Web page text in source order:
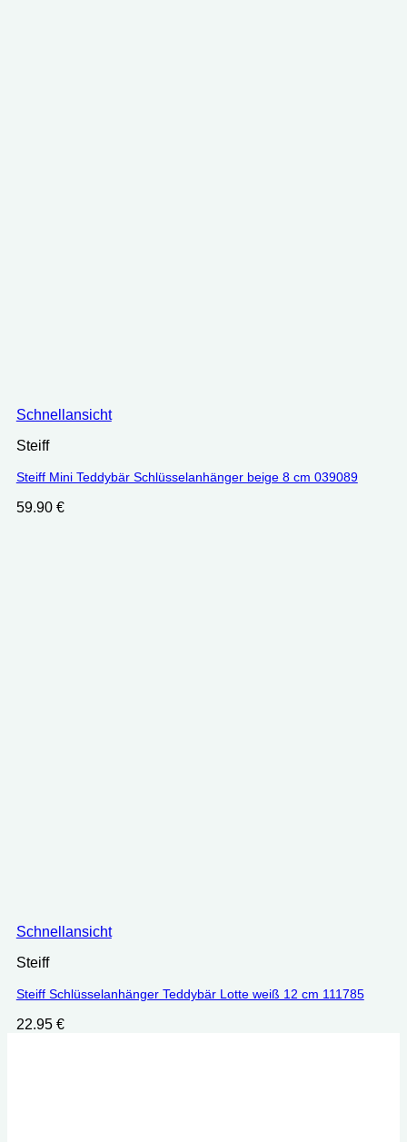
Schnellansicht
Steiff
Steiff Mini Teddybär Schlüsselanhänger beige 8 cm 039089
59.90 €
Schnellansicht
Steiff
Steiff Schlüsselanhänger Teddybär Lotte weiß 12 cm 111785
22.95 €